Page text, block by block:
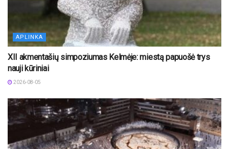
APLINKA
XII akmentašių simpoziumas Kelmėje: miestą papuošė trys
nauji kūriniai
2026-08-05